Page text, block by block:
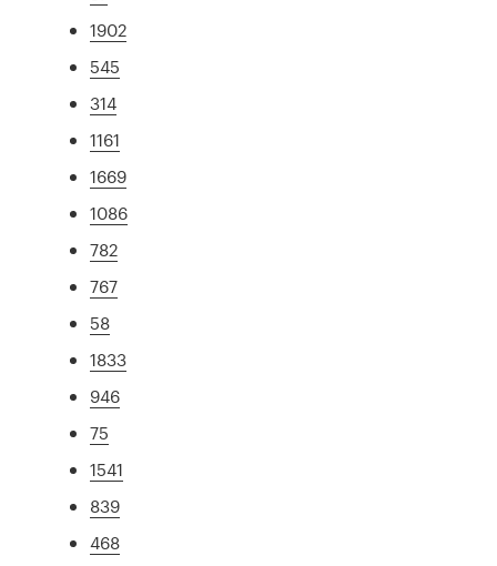
1902
545
314
1161
1669
1086
782
767
58
1833
946
75
1541
839
468